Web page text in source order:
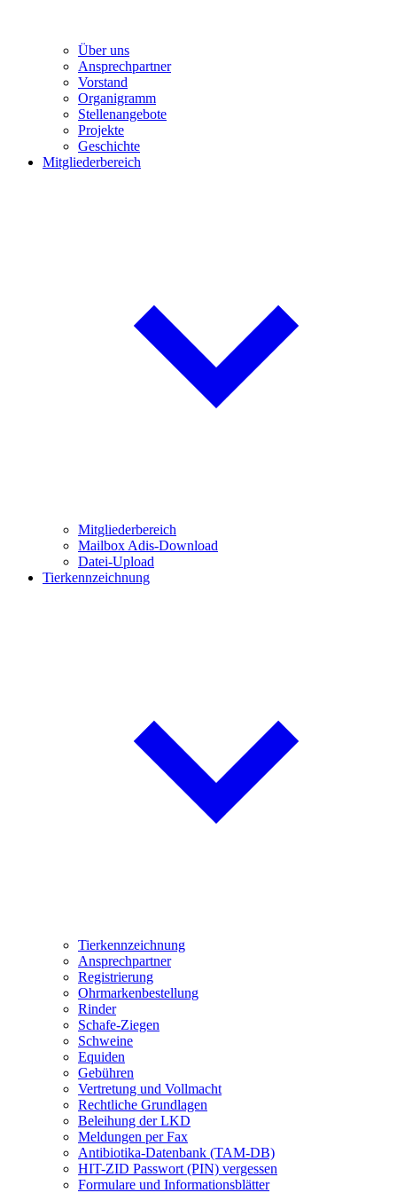
Über uns
Ansprechpartner
Vorstand
Organigramm
Stellenangebote
Projekte
Geschichte
Mitgliederbereich
Mitgliederbereich
Mailbox Adis-Download
Datei-Upload
Tierkennzeichnung
Tierkennzeichnung
Ansprechpartner
Registrierung
Ohrmarkenbestellung
Rinder
Schafe-Ziegen
Schweine
Equiden
Gebühren
Vertretung und Vollmacht
Rechtliche Grundlagen
Beleihung der LKD
Meldungen per Fax
Antibiotika-Datenbank (TAM-DB)
HIT-ZID Passwort (PIN) vergessen
Formulare und Informationsblätter